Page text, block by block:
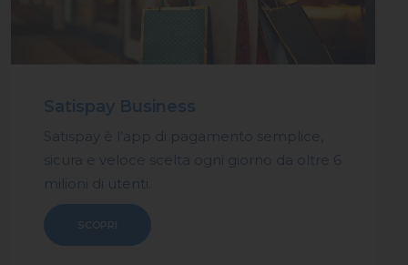
Satispay Business
Satispay è l’app di pagamento semplice,
sicura e veloce scelta ogni giorno da oltre 6
milioni di utenti.
SCOPRI